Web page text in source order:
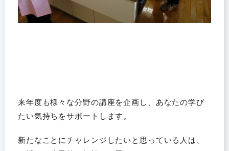
来年度も様々な分野の講座を企画し、あなたの学び
たい気持ちをサポートします。
新たなことにチャレンジしたいと思っている人は、